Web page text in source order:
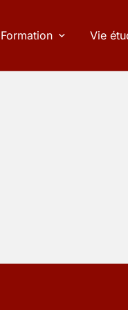
Formation Vie